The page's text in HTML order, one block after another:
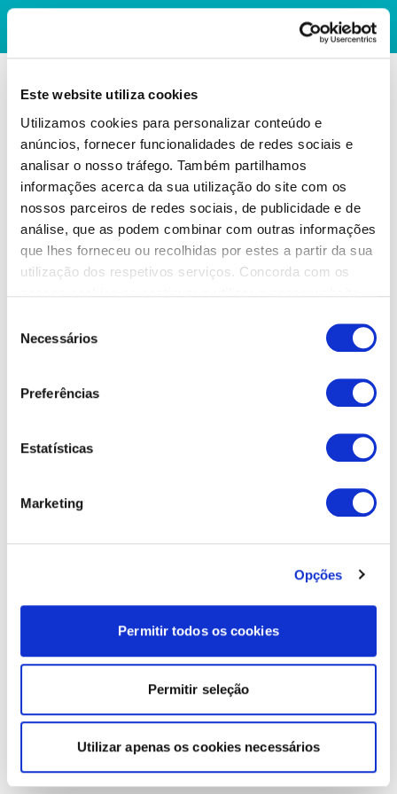
Este website utiliza cookies
Utilizamos cookies para personalizar conteúdo e
anúncios, fornecer funcionalidades de redes sociais e
analisar o nosso tráfego. Também partilhamos
informações acerca da sua utilização do site com os
nossos parceiros de redes sociais, de publicidade e de
análise, que as podem combinar com outras informações
que lhes forneceu ou recolhidas por estes a partir da sua
utilização dos respetivos serviços. Concorda com os
Necessários
Preferências
Estatísticas
Marketing
Opções
Permitir todos os cookies
Permitir seleção
Utilizar apenas os cookies necessários